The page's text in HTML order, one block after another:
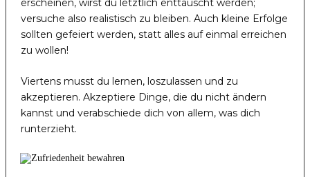
erscheinen, wirst du letztlich enttäuscht werden;
versuche also realistisch zu bleiben. Auch kleine Erfolge
sollten gefeiert werden, statt alles auf einmal erreichen
zu wollen!
Viertens musst du lernen, loszulassen und zu
akzeptieren. Akzeptiere Dinge, die du nicht ändern
kannst und verabschiede dich von allem, was dich
runterzieht.